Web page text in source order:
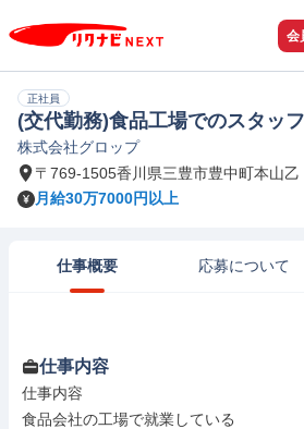
会
正社員
(交代勤務)食品工場でのスタッ
株式会社グロップ
〒769-1505香川県三豊市豊中町本山乙
月給30万7000円以上
仕事概要 応募について
仕事内容
仕事内容
食品会社の工場で就業している